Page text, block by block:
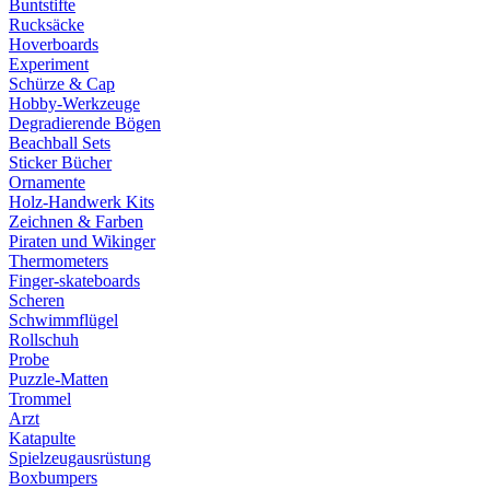
Buntstifte
Rucksäcke
Hoverboards
Experiment
Schürze & Cap
Hobby-Werkzeuge
Degradierende Bögen
Beachball Sets
Sticker Bücher
Ornamente
Holz-Handwerk Kits
Zeichnen & Farben
Piraten und Wikinger
Thermometers
Finger-skateboards
Scheren
Schwimmflügel
Rollschuh
Probe
Puzzle-Matten
Trommel
Arzt
Katapulte
Spielzeugausrüstung
Boxbumpers